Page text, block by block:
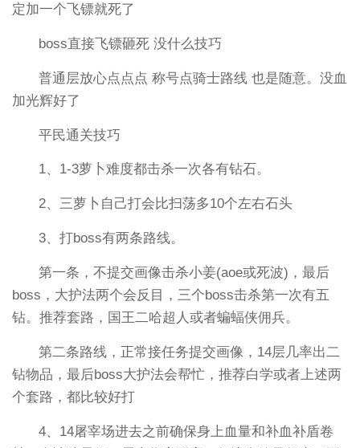
定加一个飞镖就死了
boss直接飞镖砸死 没什么技巧
普通层放心点点点 称号点骑士路线 也是随意。没血
加光辉好了
平民通关技巧
1、1-3萝卜难度都击杀一次各有钻石。
2、三萝卜自己打会比扫荡多10个左右石头
3、打boss有两条路线。
第一条，不提交画像击杀小姜(aoe或死波)，最后
boss，大护法两个会反目，三个boss击杀第一次有五
钻。推荐套路，国王二哈超人或者蝙蝠侠佣兵。
第二条路线，正常接任务提交画像，14层几率出二
钻物品，最后boss大护法会帮忙，推荐白学或者上述两
个套路，都比较好打
4、14屠宰场进去之前确保身上血量和补血补盾卷